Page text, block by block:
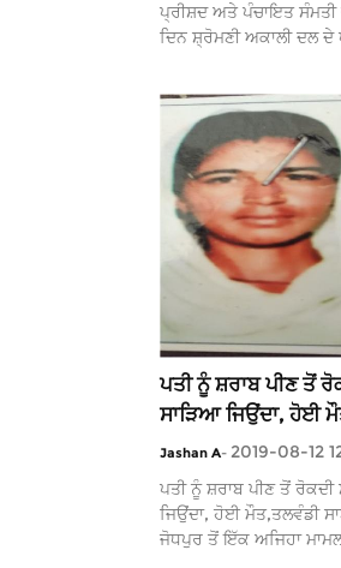
ਪ੍ਰੀਸ਼ਦ ਅਤੇ ਪੰਚਾਇਤ
ਦਿਨ ਸ਼੍ਰੋਮਣੀ ਅਕਾਲੀ ਦਲ ਦੇ
ਪਤੀ ਨੂੰ ਸ਼ਰਾਬ ਪੀਣ ਤੋਂ
ਸਾੜਿਆ ਜਿਉਂਦਾ, ਹੋਈ
Jashan A- 2019-08-12
ਪਤੀ ਨੂੰ ਸ਼ਰਾਬ ਪੀਣ ਤੋਂ ਰੋਕਦੀ
ਜਿਉਂਦਾ, ਹੋਈ ਮੌਤ,ਤਲਵੰਡੀ
ਜੋਧਪੁਰ ਤੋਂ ਇੱਕ ਅਜਿਹਾ